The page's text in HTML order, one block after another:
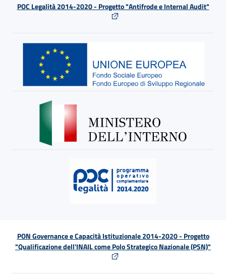
POC Legalità 2014-2020 - Progetto "Antifrode e Internal Audit"
PON Governance e Capacità Istituzionale 2014-2020 - Progetto
"Qualificazione dell'INAIL come Polo Strategico Nazionale (PSN)"